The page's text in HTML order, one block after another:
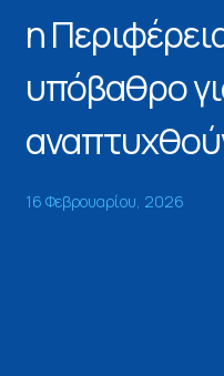
η
υπόβαθρο
16 Φεβρουαρίου, 2026